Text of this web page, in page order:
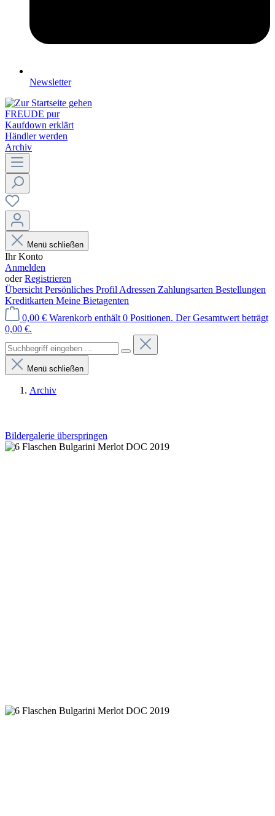
Newsletter
FREUDE pur
Kaufdown erklärt
Händler werden
Archiv
Menü schließen
Ihr Konto
Anmelden
oderRegistrieren
Übersicht Persönliches Profil Adressen Zahlungsarten Bestellungen
Kreditkarten Meine Bietagenten
0,00 € Warenkorb enthält 0 Positionen. Der Gesamtwert beträgt
0,00 €.
Menü schließen
Archiv
Bildergalerie überspringen